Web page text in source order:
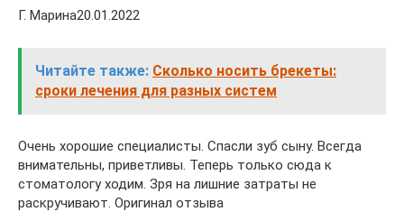
Г. Марина20.01.2022
Читайте также: Сколько носить брекеты:
сроки лечения для разных систем
Очень хорошие специалисты. Спасли зуб сыну. Всегда
внимательны, приветливы. Теперь только сюда к
стоматологу ходим. Зря на лишние затраты не
раскручивают. Оригинал отзыва